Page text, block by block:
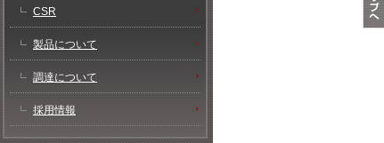
CSR
製品について
調達について
採用情報